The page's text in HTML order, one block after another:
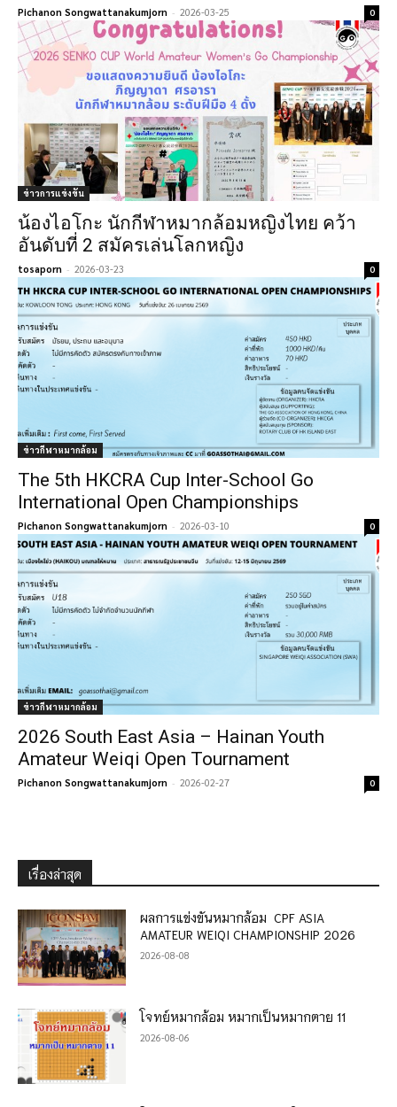
Pichanon Songwattanakumjorn - 2026-03-25 0
ข่าวการแข่งขัน
น้องไอโกะ นักกีฬาหมากล้อมหญิงไทย คว้า
อันดับที่ 2 สมัครเล่นโลกหญิง
tosaporn - 2026-03-23 0
ข่าวกีฬาหมากล้อม
The 5th HKCRA Cup Inter-School Go
International Open Championships
Pichanon Songwattanakumjorn - 2026-03-10 0
ข่าวกีฬาหมากล้อม
2026 South East Asia – Hainan Youth
Amateur Weiqi Open Tournament
Pichanon Songwattanakumjorn - 2026-02-27 0
เรื่องล่าสุด
ผลการแข่งขันหมากล้อม CPF ASIA
AMATEUR WEIQI CHAMPIONSHIP 2026
2026-08-08
โจทย์หมากล้อม หมากเป็นหมากตาย 11
2026-08-06